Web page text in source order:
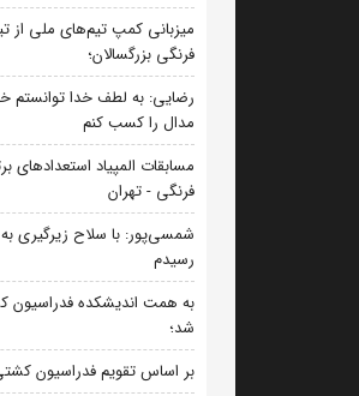
میزبانی کمپ تیم‌های ملی از
فرنگی بزرگسالان؛
رضایی: به لطف خدا توانستم
مدال را کسب کنم
مسابقات المپیاد استعدادهای
فرنگی - تهران
شمسی‌پور: با سلاح زیرگیری
رسیدم
به همت اندیشکده فدراسیون
شد؛
بر اساس تقویم فدراسیون